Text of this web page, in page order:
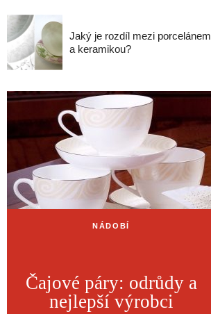
Jaký je rozdíl mezi porcelánem
a keramikou?
NÁDOBÍ
Čajové páry: odrůdy a
nejlepší výrobci